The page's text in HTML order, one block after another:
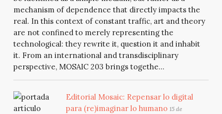
mechanism of dependence that directly impacts the
real. In this context of constant traffic, art and theory
are not confined to merely representing the
technological: they rewrite it, question it and inhabit
it. From an international and transdisciplinary
perspective, MOSAIC 203 brings togethe...
Editorial Mosaic: Repensar lo digital
para (re)imaginar lo humano 15 de